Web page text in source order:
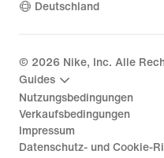
Deutschland
© 2026 Nike, Inc. Alle
Guides
Nutzungsbedingungen
Verkaufsbedingungen
Impressum
Datenschutz- und Cookie-